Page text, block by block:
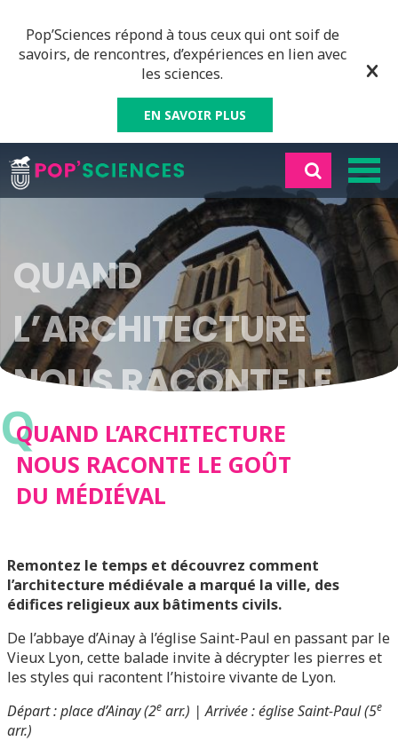
Pop’Sciences répond à tous ceux qui ont soif de
savoirs, de rencontres, d’expériences en lien avec
les sciences.
EN SAVOIR PLUS
QUAND
L’ARCHITECTURE
NOUS RACONTE LE
GOÛT DU MÉDIÉVAL
Q
QUAND L’ARCHITECTURE
NOUS RACONTE LE GOÛT
DU MÉDIÉVAL
Remontez le temps et découvrez comment
l’architecture médiévale a marqué la ville, des
édifices religieux aux bâtiments civils.
De l’abbaye d’Ainay à l’église Saint-Paul en passant par le
Vieux Lyon, cette balade invite à décrypter les pierres et
les styles qui racontent l’histoire vivante de Lyon.
Départ : place d’Ainay (2e arr.) | Arrivée : église Saint-Paul (5e
arr.)